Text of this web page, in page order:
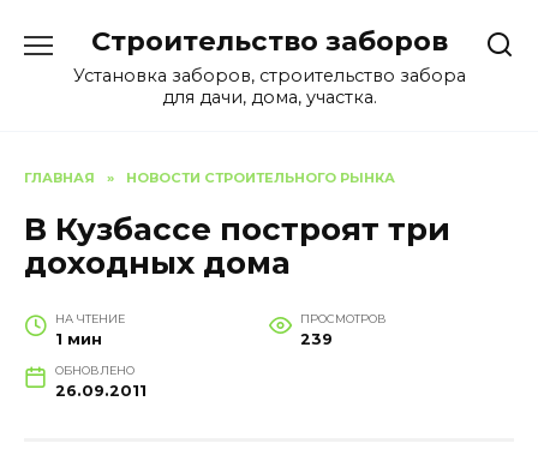
содержанию
Строительство заборов
Установка заборов, строительство забора
для дачи, дома, участка.
ГЛАВНАЯ » НОВОСТИ СТРОИТЕЛЬНОГО РЫНКА
В Кузбассе построят три
доходных дома
НА ЧТЕНИЕ
1 мин
ПРОСМОТРОВ
239
ОБНОВЛЕНО
26.09.2011